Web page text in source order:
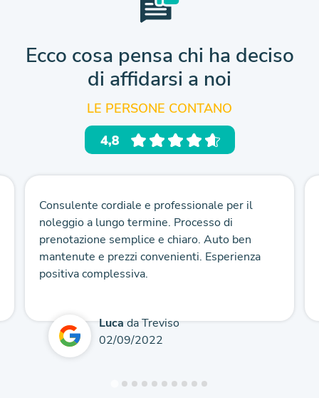
Ecco cosa pensa chi ha deciso
di affidarsi a noi
LE PERSONE CONTANO
Consulente cordiale e professionale per il
noleggio a lungo termine. Processo di
prenotazione semplice e chiaro. Auto ben
mantenute e prezzi convenienti. Esperienza
positiva complessiva.
Lucada Treviso
02/09/2022